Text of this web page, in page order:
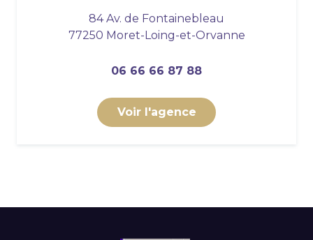
84 Av. de Fontainebleau
77250 Moret-Loing-et-Orvanne
06 66 66 87 88
Voir l'agence